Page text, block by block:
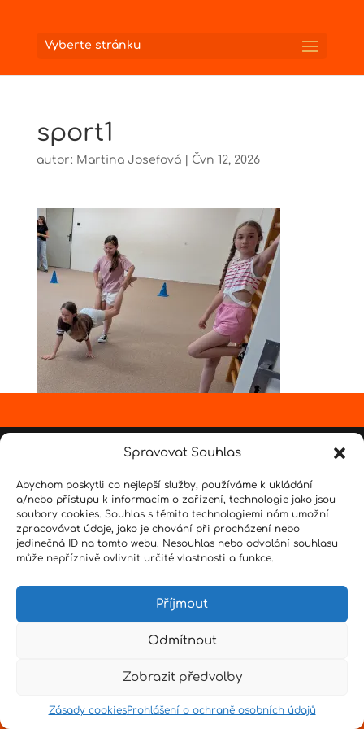
Spravovat Souhlas
Abychom poskytli co nejlepší služby, používáme k ukládání
a/nebo přístupu k informacím o zařízení, technologie jako jsou
soubory cookies. Souhlas s těmito technologiemi nám umožní
zpracovávat údaje, jako je chování při procházení nebo
jedinečná ID na tomto webu. Nesouhlas nebo odvolání souhlasu
může nepříznivě ovlivnit určité vlastnosti a funkce.
Příjmout
Odmítnout
Zobrazit předvolby
Zásady cookiesProhlášení o ochraně osobních údajů
Vyberte stránku
sport1
autor: Martina Josefová| Čvn 12, 2026
Senpai|Hvězdné psaní